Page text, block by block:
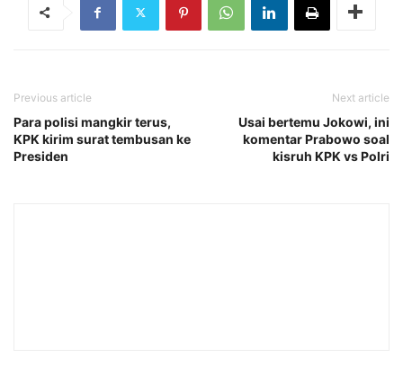
Previous article
Para polisi mangkir terus,
KPK kirim surat tembusan ke
Presiden
Next article
Usai bertemu Jokowi, ini
komentar Prabowo soal
kisruh KPK vs Polri